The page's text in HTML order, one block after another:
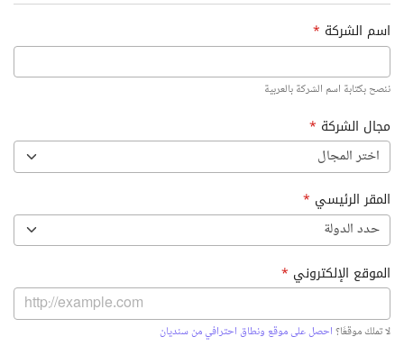
اسم الشركة *
ننصح بكتابة اسم الشركة بالعربية
مجال الشركة *
اختر المجال
المقر الرئيسي *
حدد الدولة
الموقع الإلكتروني *
لا تملك موقعًا؟ احصل على موقع ونطاق احترافي من سنديان